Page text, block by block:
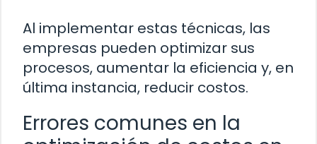
Al implementar estas técnicas, las
empresas pueden optimizar sus
procesos, aumentar la eficiencia y, en
última instancia, reducir costos.
Errores comunes en la